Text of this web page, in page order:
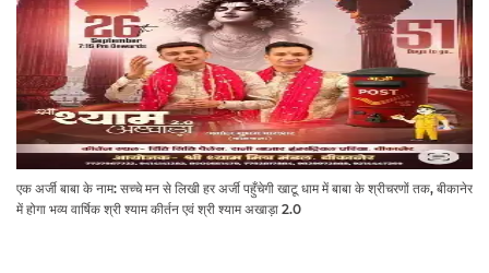
एक अर्जी बाबा के नाम: सच्चे मन से लिखी हर अर्जी पहुँचेगी खाटू धाम में बाबा के श्रीचरणों तक, बीकानेर
में होगा भव्य वार्षिक श्री श्याम कीर्तन एवं श्री श्याम अखाड़ा 2.0